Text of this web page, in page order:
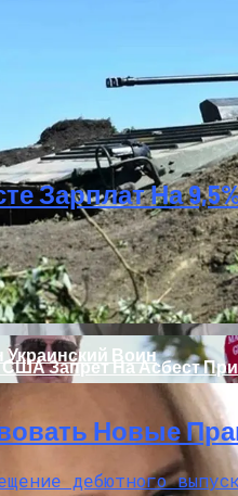
Рассчитывать
Запрет На Асбест
Воин
Зарплат На
Новые